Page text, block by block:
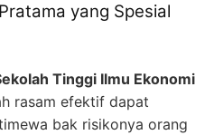
yang Spesial
Tinggi Ilmu Ekonomi
rasam efektif dapat
bak risikonya orang